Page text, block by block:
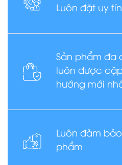
Luôn đặt uy
Sản phẩm đa
luôn được
hướng mới
Luôn đảm
phẩm